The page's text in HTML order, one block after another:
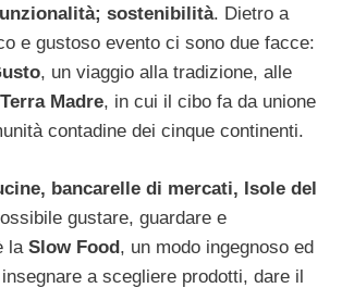
sostenibilità. Dietro a
e gustoso evento ci sono due facce:
, un viaggio alla tradizione, alle
Terra Madre, in cui il cibo fa da unione
contadine dei cinque continenti.
bancarelle di mercati, Isole del
gustare, guardare e
la Slow Food, un modo ingegnoso ed
a scegliere prodotti, dare il